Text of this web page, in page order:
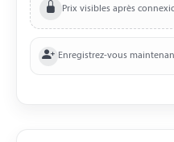
Prix visibles après
Enregistrez-vous